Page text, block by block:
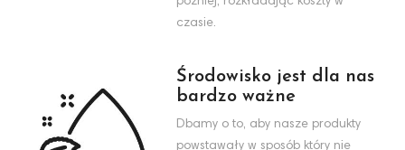
czasie.
Środowisko jest dla nas
bardzo ważne
Dbamy o to, aby nasze produkty
powstawały w sposób który nie